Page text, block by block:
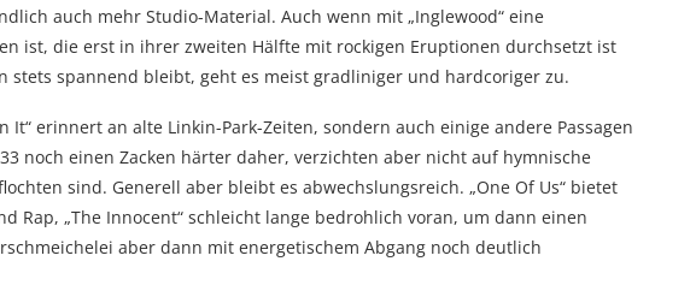
auch mehr Studio-Material. Auch wenn mit „Inglewood“ eine
ist, die erst in ihrer zweiten Hälfte mit rockigen Eruptionen durchsetzt ist
stets spannend bleibt, geht es meist gradliniger und hardcoriger zu.
It“ erinnert an alte Linkin-Park-Zeiten, sondern auch einige andere Passagen
noch einen Zacken härter daher, verzichten aber nicht auf hymnische
sind. Generell aber bleibt es abwechslungsreich. „One Of Us“ bietet
Rap, „The Innocent“ schleicht lange bedrohlich voran, um dann einen
aber dann mit energetischem Abgang noch deutlich